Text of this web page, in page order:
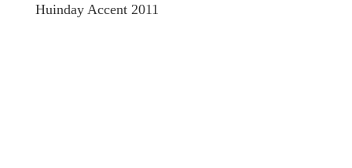
Huinday Accent 2011